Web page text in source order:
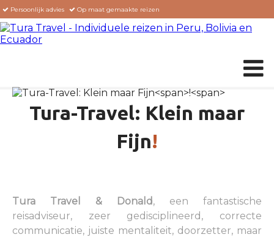
Persoonlijk advies
Op maat gemaakte reizen
Aangesloten bij STO garant en VVKR
HOME
REIZEN OP MAAT
EXCURSIES
BLOG
OVER ONS
Tura-Travel: Klein maar
Fijn!
Tura Travel & Donald, een fantastische
reisadviseur, zeer gedisciplineerd, correcte
communicatie, juiste mentaliteit, doorzetter, maar